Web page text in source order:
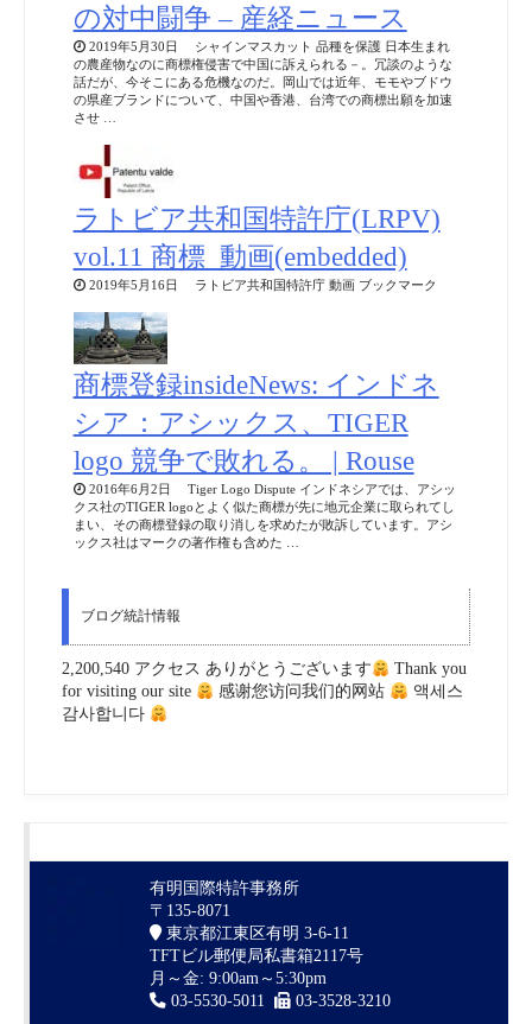
の対中闘争 – 産経ニュース
2019年5月30日 シャインマスカット 品種を保護 日本生まれ
の農産物なのに商標権侵害で中国に訴えられる－。冗談のような
話だが、今そこにある危機なのだ。岡山では近年、モモやブドウ
の県産ブランドについて、中国や香港、台湾での商標出願を加速
させ …
ラトビア共和国特許庁(LRPV)
vol.11 商標_動画(embedded)
2019年5月16日 ラトビア共和国特許庁 動画 ブックマーク
商標登録insideNews: インドネ
シア：アシックス、TIGER
logo 競争で敗れる。 | Rouse
2016年6月2日 Tiger Logo Dispute インドネシアでは、アシッ
クス社のTIGER logoとよく似た商標が先に地元企業に取られてし
まい、その商標登録の取り消しを求めたが敗訴しています。アシ
ックス社はマークの著作権も含めた …
ブログ統計情報
2,200,540 アクセス ありがとうございます
Thank you
for visiting our site
感谢您访问我们的网站
액세스
감사합니다
有明国際特許事務所
〒135-8071
東京都江東区有明 3-6-11
TFTビル郵便局私書箱2117号
月～金: 9:00am～5:30pm
03-5530-5011
03-3528-3210